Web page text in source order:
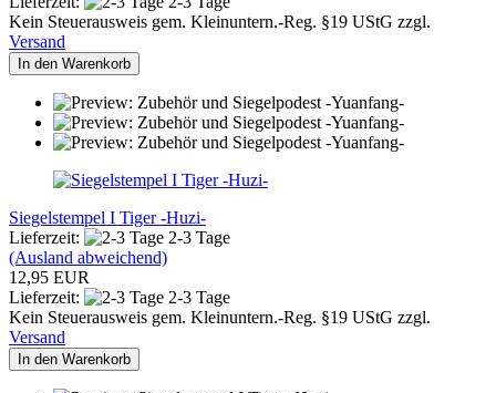
Kein Steuerausweis gem. Kleinuntern.-Reg. §19 UStG zzgl.
Versand
In den Warenkorb
Siegelstempel I Tiger -Huzi-
Lieferzeit:
2-3 Tage
(Ausland abweichend)
12,95 EUR
Lieferzeit:
2-3 Tage
Kein Steuerausweis gem. Kleinuntern.-Reg. §19 UStG zzgl.
Versand
In den Warenkorb